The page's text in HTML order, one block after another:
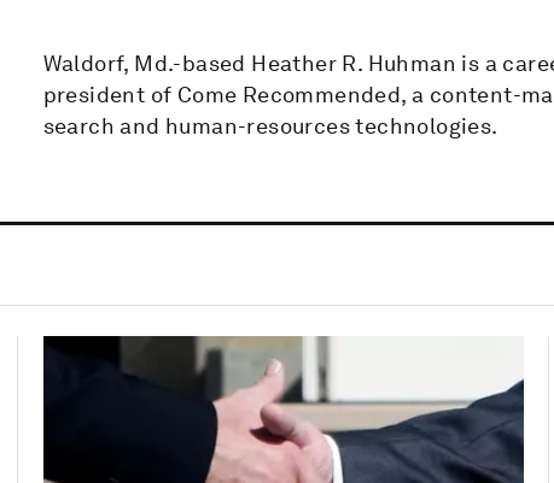
Waldorf, Md.-based Heather R. Huhman is a
president of Come Recommended, a content-
search and human-resources technologies.